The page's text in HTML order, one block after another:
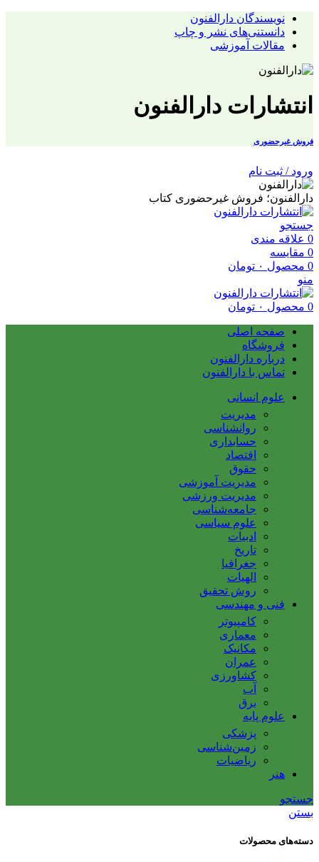
نویسندگان دارالفنون
دانستنی‌های نشر و چاپ
مقالات آموزشی
انتشارات دارالفنون
فروش غیرحضوری
ورود / ثبت نام
دارالفنون؛ فروش غیرحضوری کتاب
جستجو
0 علاقه مندی
0 مقایسه
0 محصول ۰ تومان
منو
0 محصول ۰ تومان
صفحه اصلی
فروشگاه
درباره دارالفنون
تماس با دارالفنون
علوم انسانی
مدیریت
روانشناسی
حسابداری
اقتصاد
حقوق
مدیریت آموزشی
مدیریت ورزشی
جامعه‌شناسی
علوم سیاسی
ادبیات
تاریخ
جغرافیا
الهیات
روش تحقیق
فنی و مهندسی
کامپیوتر
معماری
مکانیک
عمران
کشاورزی
آب
برق
علوم پایه
پزشکی
زمین‌شناسی
ریاضیات
هنر
جستجو
بستن
دسته‌های محصولات